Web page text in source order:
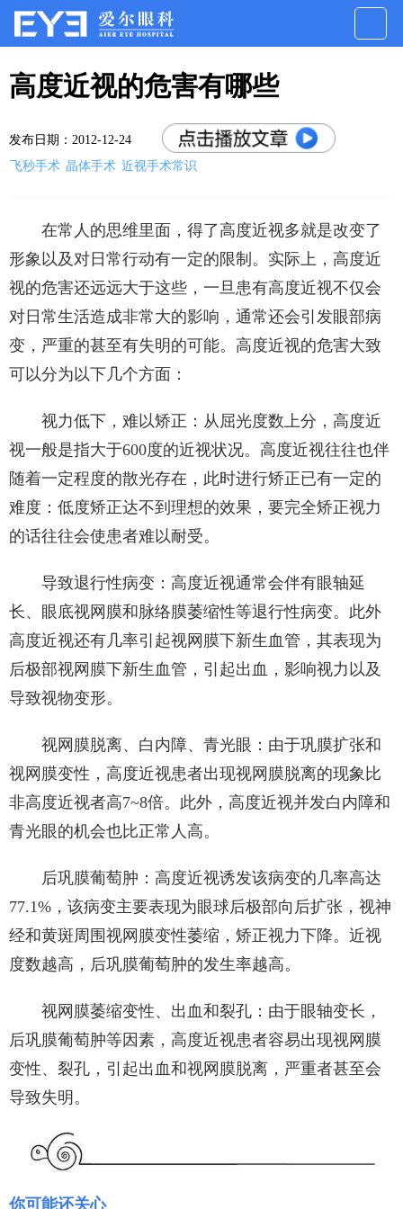
高度近视的危害有哪些
发布日期：2012-12-24
飞秒手术 晶体手术 近视手术常识
在常人的思维里面，得了高度近视多就是改变了
形象以及对日常行动有一定的限制。实际上，高度近
视的危害还远远大于这些，一旦患有高度近视不仅会
对日常生活造成非常大的影响，通常还会引发眼部病
变，严重的甚至有失明的可能。高度近视的危害大致
可以分为以下几个方面：
视力低下，难以矫正：从屈光度数上分，高度近
视一般是指大于600度的近视状况。高度近视往往也伴
随着一定程度的散光存在，此时进行矫正已有一定的
难度：低度矫正达不到理想的效果，要完全矫正视力
的话往往会使患者难以耐受。
导致退行性病变：高度近视通常会伴有眼轴延
长、眼底视网膜和脉络膜萎缩性等退行性病变。此外
高度近视还有几率引起视网膜下新生血管，其表现为
后极部视网膜下新生血管，引起出血，影响视力以及
导致视物变形。
视网膜脱离、白内障、青光眼：由于巩膜扩张和
视网膜变性，高度近视患者出现视网膜脱离的现象比
非高度近视者高7~8倍。此外，高度近视并发白内障和
青光眼的机会也比正常人高。
后巩膜葡萄肿：高度近视诱发该病变的几率高达
77.1%，该病变主要表现为眼球后极部向后扩张，视神
经和黄斑周围视网膜变性萎缩，矫正视力下降。近视
度数越高，后巩膜葡萄肿的发生率越高。
视网膜萎缩变性、出血和裂孔：由于眼轴变长，
后巩膜葡萄肿等因素，高度近视患者容易出现视网膜
变性、裂孔，引起出血和视网膜脱离，严重者甚至会
导致失明。
你可能还关心